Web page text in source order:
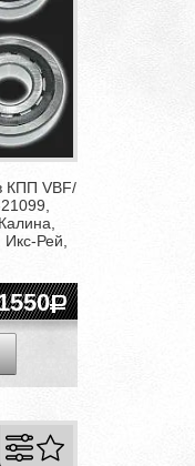
КПП VBF/
Рей,